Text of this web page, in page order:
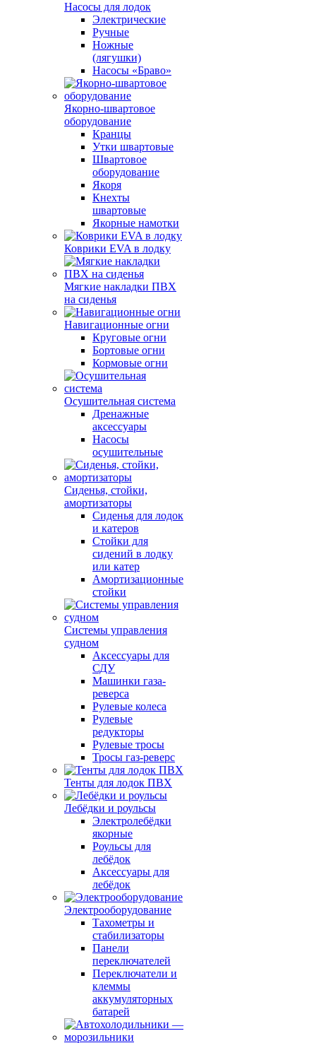
Насосы для лодок
Электрические
Ручные
Ножные
(лягушки)
Насосы «Браво»
Якорно-швартовое
оборудование
Кранцы
Утки швартовые
Швартовое
оборудование
Якоря
Кнехты
швартовые
Якорные намотки
Коврики EVA в лодку
Мягкие накладки ПВХ
на сиденья
Навигационные огни
Круговые огни
Бортовые огни
Кормовые огни
Осушительная система
Дренажные
аксессуары
Насосы
осушительные
Сиденья, стойки,
амортизаторы
Сиденья для лодок
и катеров
Стойки для
сидений в лодку
или катер
Амортизационные
стойки
Системы управления
судном
Аксессуары для
СДУ
Машинки газа-
реверса
Рулевые колеса
Рулевые
редукторы
Рулевые тросы
Тросы газ-реверс
Тенты для лодок ПВХ
Лебёдки и роульсы
Электролебёдки
якорные
Роульсы для
лебёдок
Аксессуары для
лебёдок
Электрооборудование
Тахометры и
стабилизаторы
Панели
переключателей
Переключатели и
клеммы
аккумуляторных
батарей